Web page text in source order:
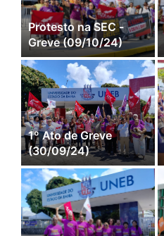
Protesto na SEC -
Greve (09/10/24)
1º Ato de Greve
(30/09/24)